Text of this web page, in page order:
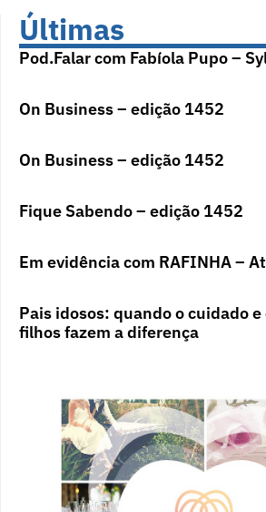
Últimas
Pod.Falar com Fabíola Pupo –
On Business – edição 1452
On Business – edição 1452
Fique Sabendo – edição 1452
Em evidência com RAFINHA –
Pais idosos: quando o cuidado
filhos fazem a diferença